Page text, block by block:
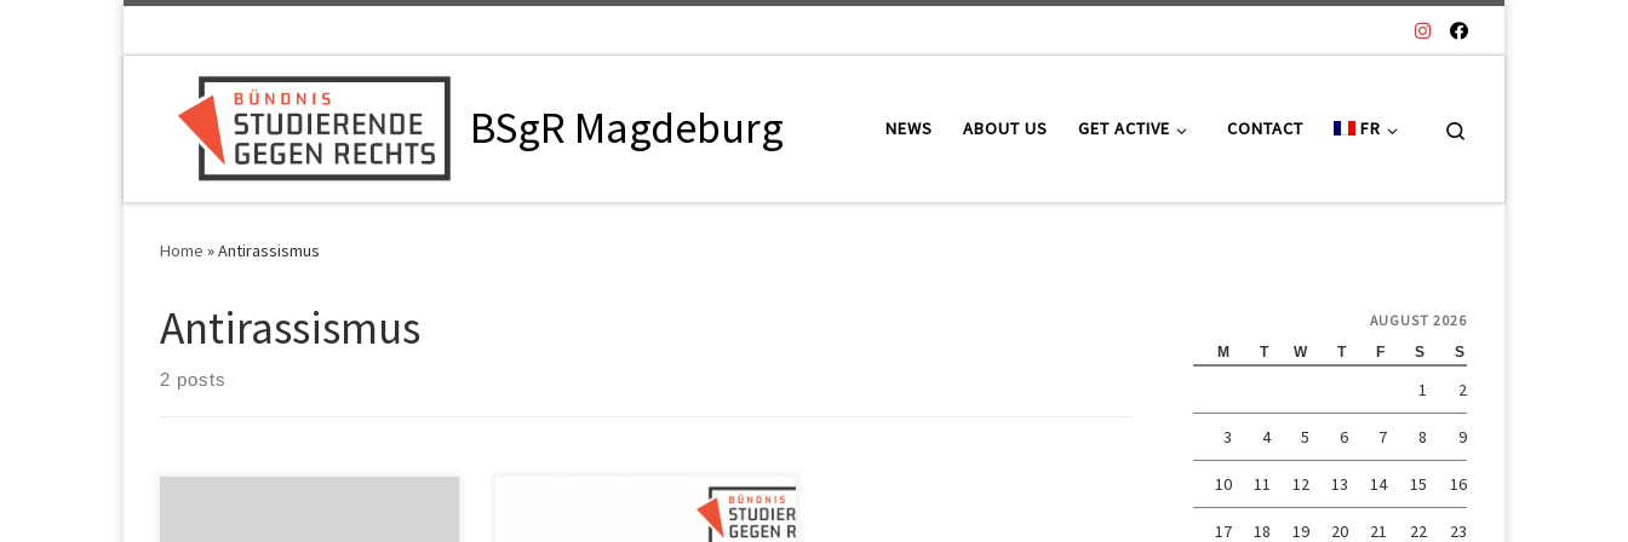
BSgR Magdeburg NEWS ABOUT US GET ACTIVE CONTACT FR
Home »Antirassismus
Antirassismus
2 posts
Sehr geehrtes Rektorat der Otto-
AUGUST 2026
M T W T F S S
1 2
3 4 5 6 7 8 9
10 11 12 13 14 15 16
17 18 19 20 21 22 23